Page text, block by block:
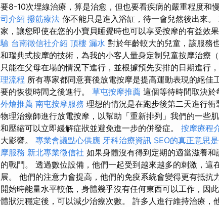
要8-10次埋線治療，算是治愈，但也要看疾病的嚴重程度和
司介紹 撥筋療法 你不能只是進入浴缸，待一會兒然後出來
家，讓您即使在您的小寶貝睡覺時也可以享受按摩的有益效
驗 台南徵信社介紹 頂樓 漏水 對於年齡較大的兒童，該服務
和瑞典式按摩的技術，為我的小客人量身定制兒童按摩治療
只能在父母在場的情況下進行，並根據預先安排的日期進行
理流程 所有專家都同意賽後放電按摩是提高運動表現的絕
要的恢復時間之後進行。 草屯按摩推薦 這個等待時間取決於
外燴推薦 南屯按摩服務 理想的情況是在跑步後第二天進行
物理治療師進行放電按摩，以幫助「重新排列」我們的一些
和壓縮可以立即緩解症狀並避免進一步的併發症。 按摩療程
大影響。 專業會議點心供應 牙科治療資訊 SEO的真正意思
摩服務 新北專業徵信社 如果身體沒有得到定期的適當滋養
的戰鬥。 透過數位設備，他們一起受到越來越多的刺激，這
展。 他們的注意力會提高，他們的免疫系統會變得更有抵
開始時能量水平較低，身體幾乎沒有任何東西可以工作，因
體狀況穩定後，可以減少治療次數。 許多人進行維持治療